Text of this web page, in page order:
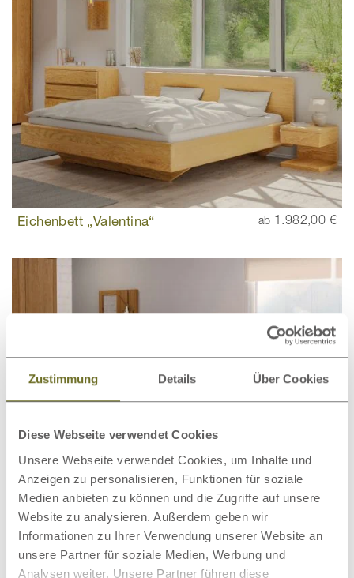
Zustimmung Details Über Cookies
Diese Webseite verwendet Cookies
Unsere Webseite verwendet Cookies, um Inhalte und
Anzeigen zu personalisieren, Funktionen für soziale
Medien anbieten zu können und die Zugriffe auf unsere
Website zu analysieren. Außerdem geben wir
Informationen zu Ihrer Verwendung unserer Website an
unsere Partner für soziale Medien, Werbung und
Analysen weiter. Unsere Partner führen diese
Eichenbett „Valentina“ ab 1.982,00 €
Eichenbett „Nadja“ ab